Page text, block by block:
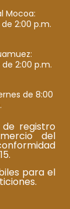
Mocoa:
2:00 p.m.
2:00 p.m.
de 8:00
registro
del
para el